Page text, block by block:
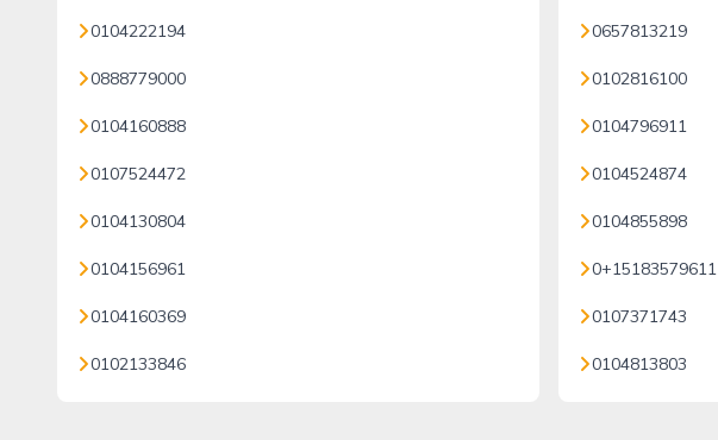
0104222194
0888779000
0104160888
0107524472
0104130804
0104156961
0104160369
0102133846
0657813219
0102816100
0104796911
0104524874
0104855898
0+15183579611
0107371743
0104813803